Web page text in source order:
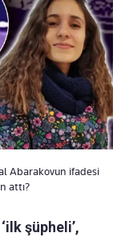
Abarakovun ifadesi
attı?
şüpheli’,